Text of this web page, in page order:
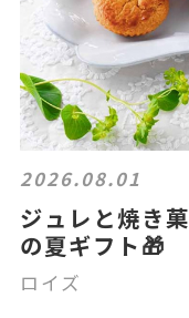
2026.08.01
ジュレと焼き
の夏ギフト🎁
ロイズ